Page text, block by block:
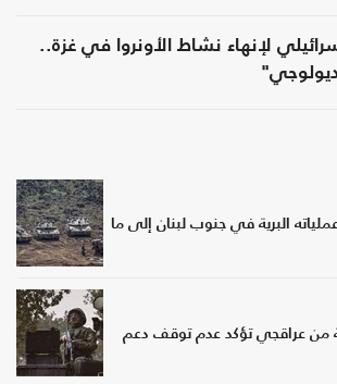
لإنهاء نشاط الأونروا في غزة..
البرية في جنوب لبنان إلى ما
من عراقجي تؤكد عدم توقف دعم